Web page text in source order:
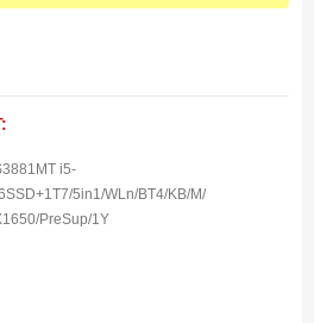
i5-
5in1/WLn/BT4/KB/M/
PreSup/1Y